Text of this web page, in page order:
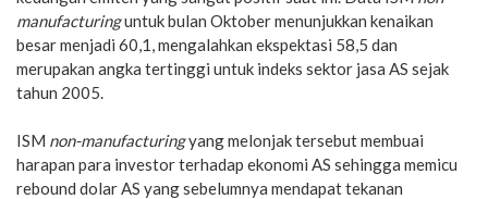
manufacturinguntuk bulan Oktober menunjukkan kenaikan
besar menjadi 60,1, mengalahkan ekspektasi 58,5 dan
merupakan angka tertinggi untuk indeks sektor jasa AS sejak
tahun 2005.
ISM non-manufacturingyang melonjak tersebut membuai
harapan para investor terhadap ekonomi AS sehingga memicu
rebound dolar AS yang sebelumnya mendapat tekanan